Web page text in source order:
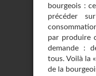
bourgeois :
précéder
par produire
demande :
tous. Voilà la
de la